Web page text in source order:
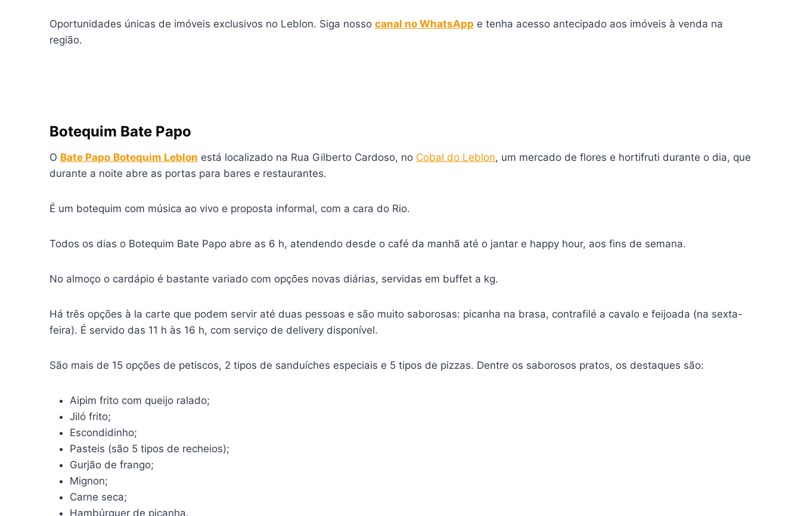
Oportunidades únicas de imóveis exclusivos no Leblon. Siga nosso canal no WhatsApp e tenha acesso antecipado aos imóveis à venda na
região.
Botequim Bate Papo
O Bate Papo Botequim Leblon está localizado na Rua Gilberto Cardoso, no Cobal do Leblon, um mercado de flores e hortifruti durante o dia, que
durante a noite abre as portas para bares e restaurantes.
É um botequim com música ao vivo e proposta informal, com a cara do Rio.
Todos os dias o Botequim Bate Papo abre as 6 h, atendendo desde o café da manhã até o jantar e happy hour, aos fins de semana.
No almoço o cardápio é bastante variado com opções novas diárias, servidas em buffet a kg.
Há três opções à la carte que podem servir até duas pessoas e são muito saborosas: picanha na brasa, contrafilé a cavalo e feijoada (na sexta-
feira). É servido das 11 h às 16 h, com serviço de delivery disponível.
São mais de 15 opções de petiscos, 2 tipos de sanduíches especiais e 5 tipos de pizzas. Dentre os saborosos pratos, os destaques são:
Aipim frito com queijo ralado;
Jiló frito;
Escondidinho;
Pasteis (são 5 tipos de recheios);
Gurjão de frango;
Mignon;
Carne seca;
Hambúrguer de picanha.